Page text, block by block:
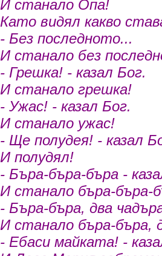
И станало Опа!
Като видял какво
- Без последното...
И станало без
- Грешка! - казал Бог.
И станало грешка!
- Ужас! - казал Бог.
И станало ужас!
- Ще полудея! - казал
И полудял!
- Бъра-бъра-бъра -
И станало бъра-бъра-
- Бъра-бъра, два
И станало бъра-бъра,
- Ебаси майката! -